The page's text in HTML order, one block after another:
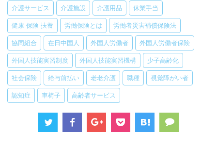
介護サービス 介護施設 介護用品 休業手当
健康 保険 扶養 労働保険とは 労働者災害補償保険法
協同組合 在日中国人 外国人労働者 外国人労働者保険
外国人技能実習制度 外国人技能実習機構 少子高齢化
社会保険 給与前払い 老老介護 職種 視覚障がい者
認知症 車椅子 高齢者サービス